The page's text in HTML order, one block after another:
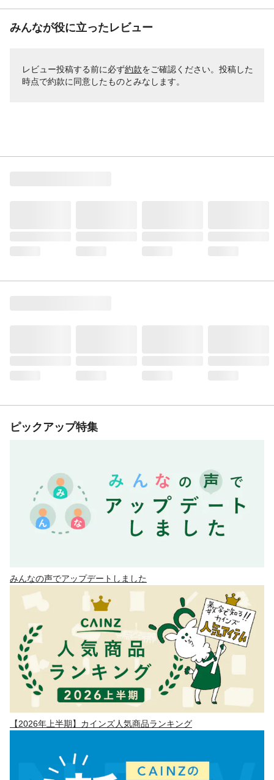
みんなが役に立ったレビュー
レビュー投稿する前に必ず約款をご確認ください。投稿した
時点で約款に同意したものとみなします。
ピックアップ特集
みんなの声でアップデートしました
【2026年上半期】カインズ人気商品ランキング